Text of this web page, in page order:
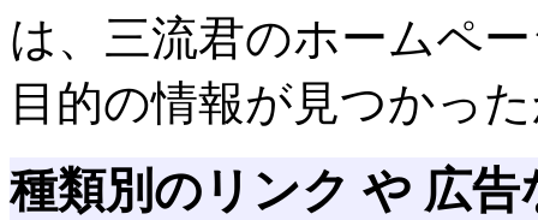
は、三流君のホームペ
目的の情報が見つかっ
種類別のリンク や 広告